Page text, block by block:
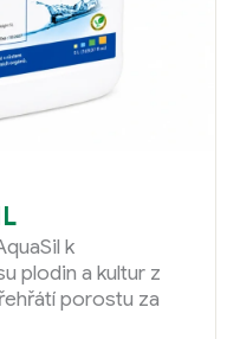
k
plodin a kultur z
porostu za